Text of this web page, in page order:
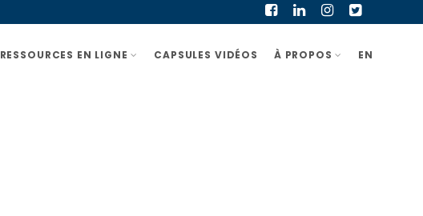
RESSOURCES EN LIGNE CAPSULES VIDÉOS À PROPOS EN